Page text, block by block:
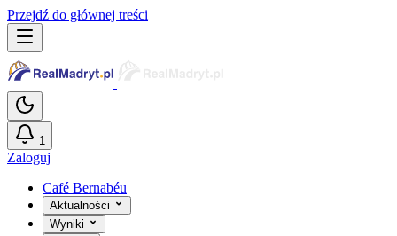
Przejdź do głównej treści
1
Zaloguj
Café Bernabéu
Aktualności
Wyniki